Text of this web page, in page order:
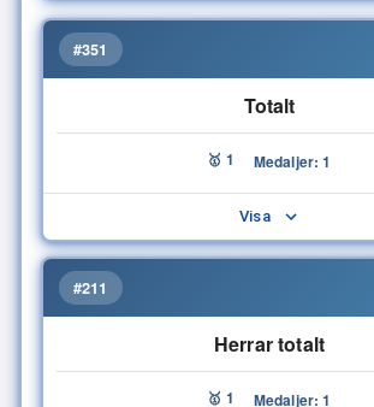
#351
Totalt
🥇 1 Medaljer: 1
Visa
#211
Herrar totalt
🥇 1 Medaljer: 1